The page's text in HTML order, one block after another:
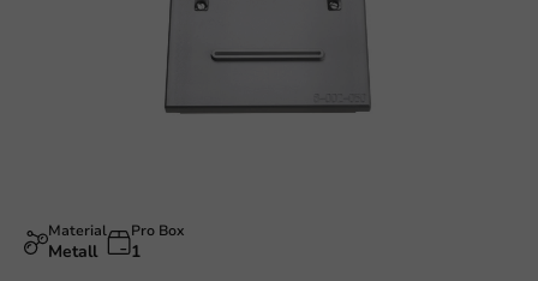
Material
Metall
Pro Box
1